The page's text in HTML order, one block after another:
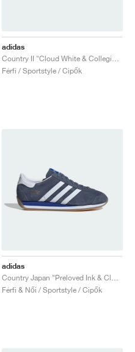
adidas
Férfi / Sportstyle / Cipők
adidas
Férfi & Női / Sportstyle / Cipők